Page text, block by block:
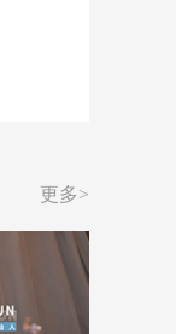
更多>